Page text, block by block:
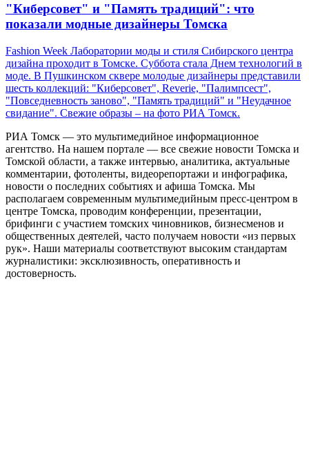
"Киберсовет" и "Память традиций": что
показали модные дизайнеры Томска
Fashion Week Лаборатории моды и стиля Сибирского центра
дизайна проходит в Томске. Суббота стала Днем технологий в
моде. В Пушкинском сквере молодые дизайнеры представили
шесть коллекций: "Киберсовет", Reverie, "Палимпсест",
"Повседневность заново", "Память традиций" и "Неудачное
свидание". Свежие образы – на фото РИА Томск.
РИА Томск — это мультимедийное информационное
агентство. На нашем портале — все свежие новости Томска и
Томской области, а также интервью, аналитика, актуальные
комментарии, фотоленты, видеорепортажи и инфографика,
новости о последних событиях и афиша Томска. Мы
располагаем современным мультимедийным пресс-центром в
центре Томска, проводим конференции, презентации,
брифинги с участием томских чиновников, бизнесменов и
общественных деятелей, часто получаем новости «из первых
рук». Наши материалы соответствуют высоким стандартам
журналистики: эксклюзивность, оперативность и
достоверность.